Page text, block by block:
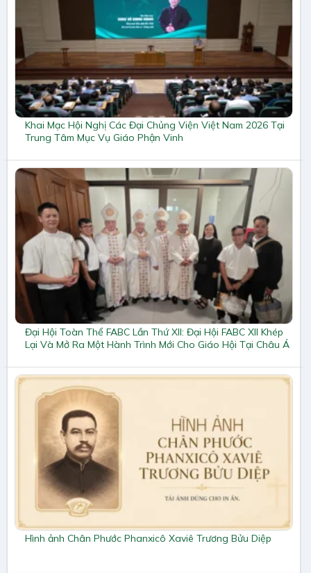
Khai Mạc Hội Nghị Các Đại Chủng Viện Việt Nam 2026 Tại
Trung Tâm Mục Vụ Giáo Phận Vinh
Đại Hội Toàn Thể FABC Lần Thứ XII: Đại Hội FABC XII Khép
Lại Và Mở Ra Một Hành Trình Mới Cho Giáo Hội Tại Châu Á
Hình ảnh Chân Phước Phanxicô Xaviê Trương Bửu Diệp